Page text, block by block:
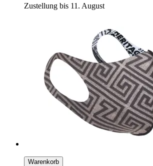
Zustellung bis 11. August
Warenkorb